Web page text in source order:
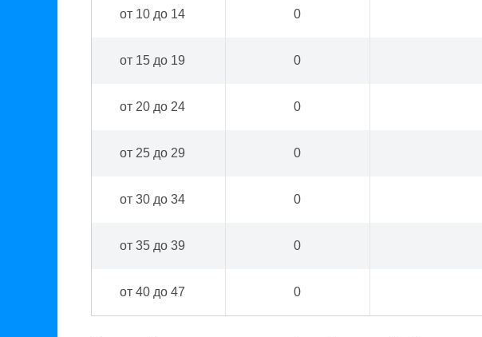
от 10 до 14 0
от 15 до 19 0
от 20 до 24 0
от 25 до 29 0
от 30 до 34 0
от 35 до 39 0
от 40 до 47 0